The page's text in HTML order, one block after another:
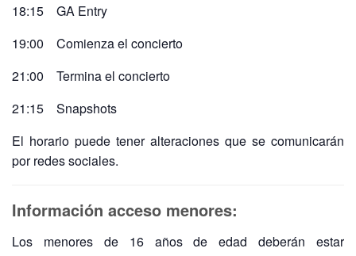
18:15 GA Entry
19:00 Comienza el concierto
21:00 Termina el concierto
21:15 Snapshots
El horario puede tener alteraciones que se comunicarán
por redes sociales.
Información acceso menores:
Los menores de 16 años de edad deberán estar